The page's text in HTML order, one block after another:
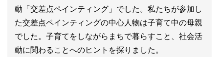
動「交差点ペインティング」でした。私たちが参加し
た交差点ペインティングの中心人物は子育て中の母親
でした。子育てをしながらまちで暮らすこと、社会活
動に関わることへのヒントを探りました。